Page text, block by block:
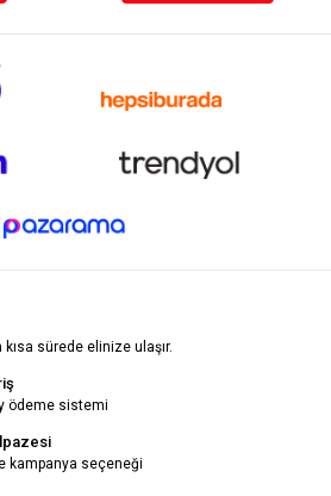
sürede elinize ulaşır.
ödeme sistemi
kampanya seçeneği